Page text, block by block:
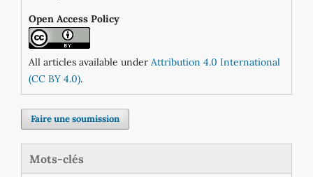
Open Access Policy
All articles available under Attribution 4.0 International
(CC BY 4.0).
Faire une soumission
Mots-clés